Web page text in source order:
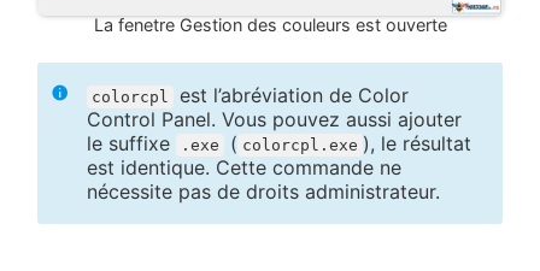
La fenetre Gestion des couleurs est ouverte
colorcpl
est l’abréviation de Color
Control Panel. Vous pouvez aussi ajouter
le suffixe .exe ( colorcpl.exe ), le résultat
est identique. Cette commande ne
nécessite pas de droits administrateur.